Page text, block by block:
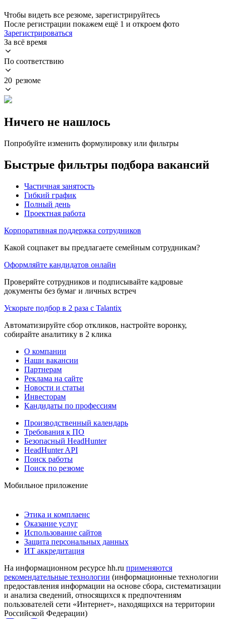
Чтобы видеть все резюме, зарегистрируйтесь
После регистрации покажем ещё 1 и откроем фото
Зарегистрироваться
За всё время
По соответствию
20 резюме
Ничего не нашлось
Попробуйте изменить формулировку или фильтры
Быстрые фильтры подбора вакансий
Частичная занятость
Гибкий график
Полный день
Проектная работа
Корпоративная поддержка сотрудников
Какой соцпакет вы предлагаете семейным сотрудникам?
Оформляйте кандидатов онлайн
Проверяйте сотрудников и подписывайте кадровые
документы без бумаг и личных встреч
Ускорьте подбор в 2 раза с Talantix
Автоматизируйте сбор откликов, настройте воронку,
собирайте аналитику в 2 клика
О компании
Наши вакансии
Партнерам
Реклама на сайте
Новости и статьи
Инвесторам
Кандидаты по профессиям
Производственный календарь
Требования к ПО
Безопасный HeadHunter
HeadHunter API
Поиск работы
Поиск по резюме
Мобильное приложение
Этика и комплаенс
Оказание услуг
Использование сайтов
Защита персональных данных
ИТ аккредитация
На информационном ресурсе hh.ru применяются
рекомендательные технологии (информационные технологии
предоставления информации на основе сбора, систематизации
и анализа сведений, относящихся к предпочтениям
пользователей сети «Интернет», находящихся на территории
Российской Федерации)